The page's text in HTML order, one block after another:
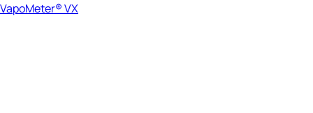
VapoMeter® VX